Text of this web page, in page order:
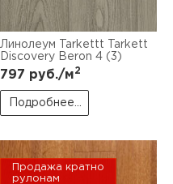
Линолеум Tarkettt Tarkett
Discovery Beron 4 (3)
797 руб./м2
Подробнее...
Продажа кратно
рулонам